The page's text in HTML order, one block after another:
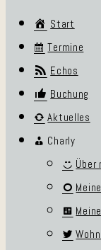
Start
Termine
Echos
Buchung
Aktuelles
Charly
Über